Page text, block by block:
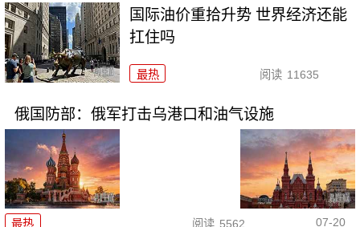
国际油价重拾升势 世界经济还能
扛住吗
最热 阅读 11635
俄国防部：俄军打击乌港口和油气设施
最热 阅读 5562 07-20